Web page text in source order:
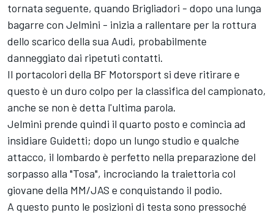
tornata seguente, quando Brigliadori - dopo una lunga
bagarre con Jelmini - inizia a rallentare per la rottura
dello scarico della sua Audi, probabilmente
danneggiato dai ripetuti contatti.
Il portacolori della BF Motorsport si deve ritirare e
questo è un duro colpo per la classifica del campionato,
anche se non è detta l'ultima parola.
Jelmini prende quindi il quarto posto e comincia ad
insidiare Guidetti; dopo un lungo studio e qualche
attacco, il lombardo è perfetto nella preparazione del
sorpasso alla "Tosa", incrociando la traiettoria col
giovane della MM/JAS e conquistando il podio.
A questo punto le posizioni di testa sono pressoché